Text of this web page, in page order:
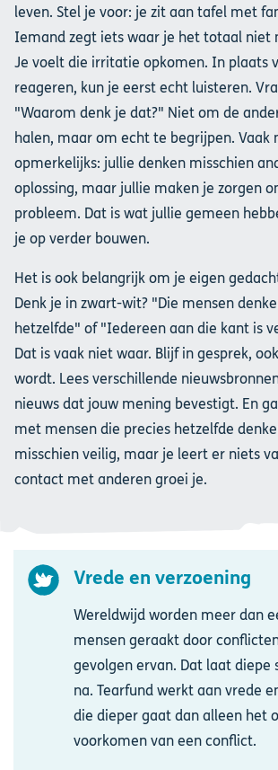
leven. Stel je voor: je zit aan tafel met
Iemand zegt iets waar je het totaal niet
Je voelt die irritatie opkomen. In plaats
reageren, kun je eerst echt luisteren.
"Waarom denk je dat?" Niet om de
halen, maar om echt te begrijpen. Vaak
opmerkelijks: jullie denken misschien
oplossing, maar jullie maken je zorgen
probleem. Dat is wat jullie gemeen
je op verder bouwen.
Het is ook belangrijk om je eigen
Denk je in zwart-wit? "Die mensen
hetzelfde" of "Iedereen aan die kant is
Dat is vaak niet waar. Blijf in gesprek,
wordt. Lees verschillende
nieuws dat jouw mening bevestigt. En
met mensen die precies hetzelfde
misschien veilig, maar je leert er niets
contact met anderen groei je.
AfbeeldingVrede en verzoening
Wereldwijd worden meer dan
mensen geraakt door
gevolgen ervan. Dat laat diepe
na. Tearfund werkt aan vrede
die dieper gaat dan alleen het
voorkomen van een conflict.